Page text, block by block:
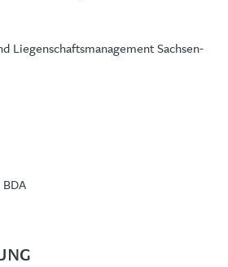
Liegenschaftsmanagement Sachsen-